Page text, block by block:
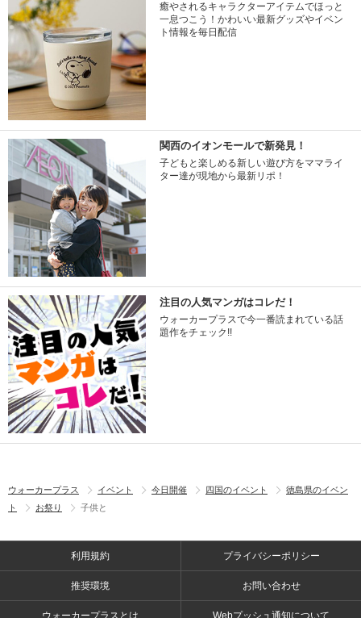
癒やされるキャラクターアイテムでほっと
一息つこう！かわいい最新グッズやイベン
ト情報を毎日配信
関西のイオンモールで新発見！
子どもと楽しめる新しい遊び方をママライ
ター達が現地から最新リポ！
注目の人気マンガはコレだ！
ウォーカープラスで今一番読まれている話
題作をチェック!!
ウォーカープラス イベント 今日開催 四国のイベント
徳島県のイベン
ト
お祭り 子供と
利用規約 プライバシーポリシー
推奨環境 お問い合わせ